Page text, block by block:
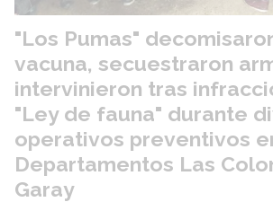
"Los Pumas"
vacuna, secuestraron
intervinieron tras
"Ley de fauna" durante
operativos preventivos
Departamentos Las
Garay